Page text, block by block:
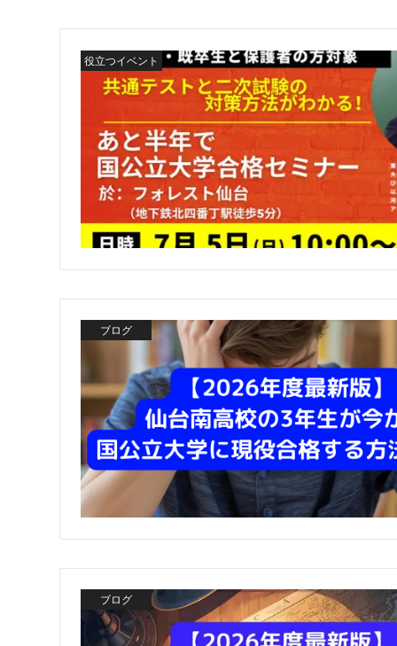
役立つイベント
ブログ
ブログ